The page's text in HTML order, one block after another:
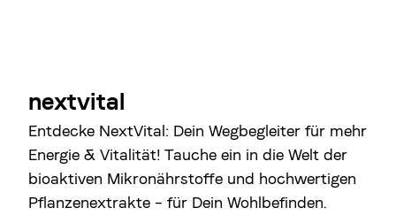
nextvital
Entdecke NextVital: Dein Wegbegleiter für mehr
Energie & Vitalität! Tauche ein in die Welt der
bioaktiven Mikronährstoffe und hochwertigen
Pflanzenextrakte – für Dein Wohlbefinden.